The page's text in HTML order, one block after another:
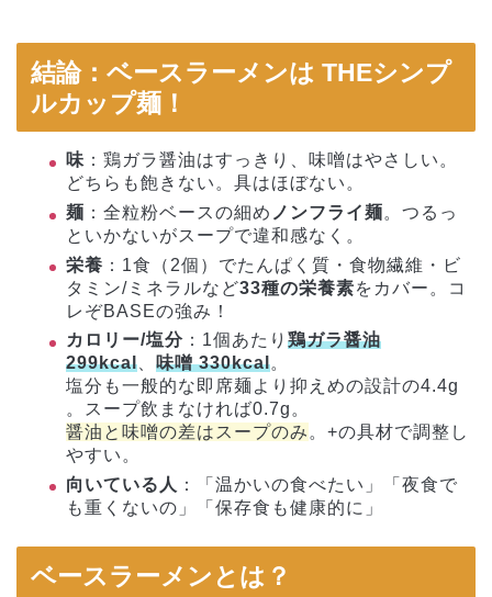
結論：ベースラーメンは THEシンプ
ルカップ麺！
味 ：鶏ガラ醤油はすっきり、味噌はやさしい。
どちらも飽きない。具はほぼない。
麺 ：全粒粉ベースの細め ノンフライ麺。つるっ
といかないがスープで違和感なく。
栄養 ：1食（2個）でたんぱく質・食物繊維・ビ
タミン/ミネラルなど33種の栄養素をカバー。コ
レぞBASEの強み！
カロリー/塩分 ：1個あたり 鶏ガラ醤油
299kcal
味噌 330kcal。
塩分も一般的な即席麺より抑えめの設計の4.4g
。スープ飲まなければ0.7g。
醤油と味噌の差はスープのみ 。+の具材で調整し
やすい。
向いている人 ：「温かいの食べたい」「夜食で
も重くないの」「保存食も健康的に」
ベースラーメンとは？